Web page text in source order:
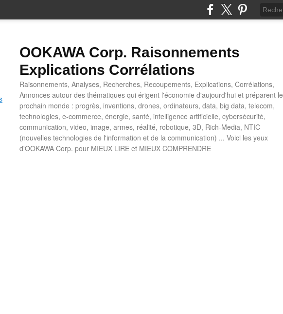
OOKAWA Corp. Raisonnements
Explications Corrélations
Raisonnements, Analyses, Recherches, Recoupements, Explications, Corrélations,
Annonces autour des thématiques qui érigent l'économie d'aujourd'hui et préparent le
prochain monde : progrès, inventions, drones, ordinateurs, data, big data, telecom,
technologies, e-commerce, énergie, santé, intelligence artificielle, cybersécurité,
communication, video, image, armes, réalité, robotique, 3D, Rich-Media, NTIC
(nouvelles technologies de l'information et de la communication) ... Voici les yeux
d'OOKAWA Corp. pour MIEUX LIRE et MIEUX COMPRENDRE